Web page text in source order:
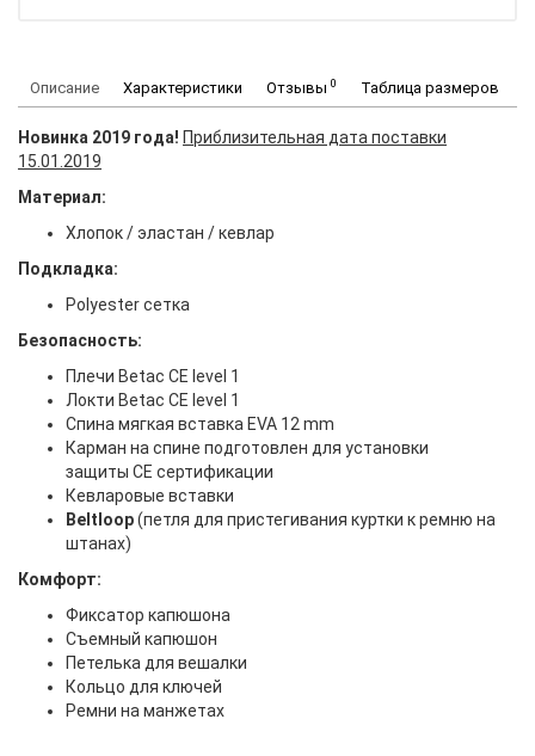
Описание Характеристики Отзывы 0 Таблица размеров
Новинка 2019 года! Приблизительная дата поставки
15.01.2019
Материал:
Хлопок / эластан / кевлар
Подкладка:
Polyester сетка
Безопасность:
Плечи Betac CE level 1
Локти Betac CE level 1
Спина мягкая вставка EVA 12 mm
Карман на спине подготовлен для установки
защиты CE сертификации
Кевларовые вставки
Beltloop(петля для пристегивания куртки к ремню на
штанах)
Комфорт:
Фиксатор капюшона
Съемный капюшон
Петелька для вешалки
Кольцо для ключей
Ремни на манжетах